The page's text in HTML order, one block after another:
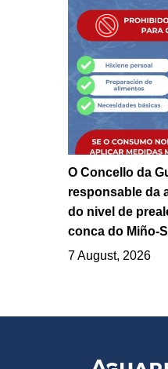
O Concello da
responsable da
do nivel de
conca do Miño-
7 August, 2026